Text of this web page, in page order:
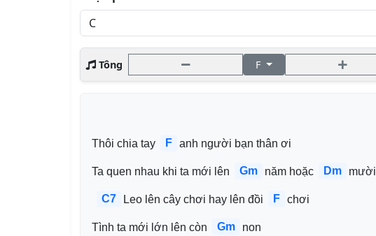
Tông F
Thôi chia tay F anh người bạn thân ơi
Ta quen nhau khi ta mới lên Gm năm hoặc Dm mười
C7 Leo lên cây chơi hay lên đồi F chơi
Tình ta mới lớn lên còn Gm non